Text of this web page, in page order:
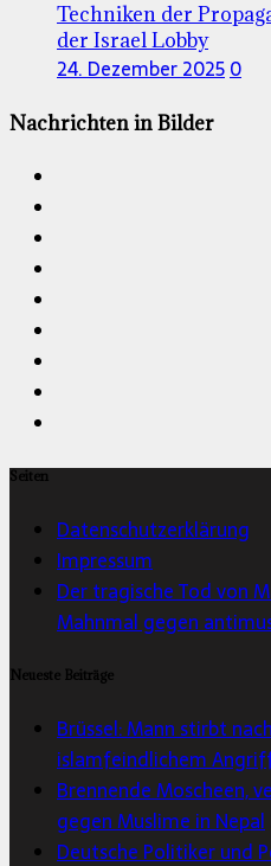
Techniken der
der Israel Lobby
24. Dezember 20250
Nachrichten in Bilder
Seiten
Datenschutzerklärung
Impressum
Der tragische Tod von
Mahnmal gegen
Neueste Beiträge
Brüssel: Mann stirbt
islamfeindlichem
Brennende Moscheen,
gegen Muslime in Nepal
Deutsche Politiker und